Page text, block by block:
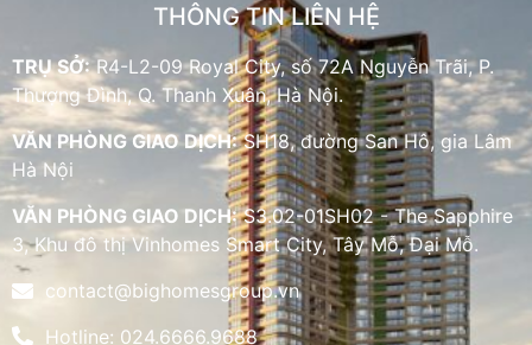
THÔNG TIN LIÊN HỆ
TRỤ SỞ:R4-L2-09 Royal City, số 72A Nguyễn Trãi, P.
Thượng Đình, Q. Thanh Xuân, Hà Nội.
VĂN PHÒNG GIAO DỊCH:SH18, đường San Hô, gia Lâm
Hà Nội
VĂN PHÒNG GIAO DỊCH:S3.02-01SH02 - The Sapphire
3, Khu đô thị Vinhomes Smart City, Tây Mỗ, Đại Mỗ.
contact@bighomesgroup.vn
Hotline: 024.6666.9688